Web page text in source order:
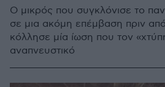
Ο μικρός που συγκλόνισε το
σε μια ακόμη επέμβαση πριν
κόλλησε μία ίωση που τον
αναπνευστικό